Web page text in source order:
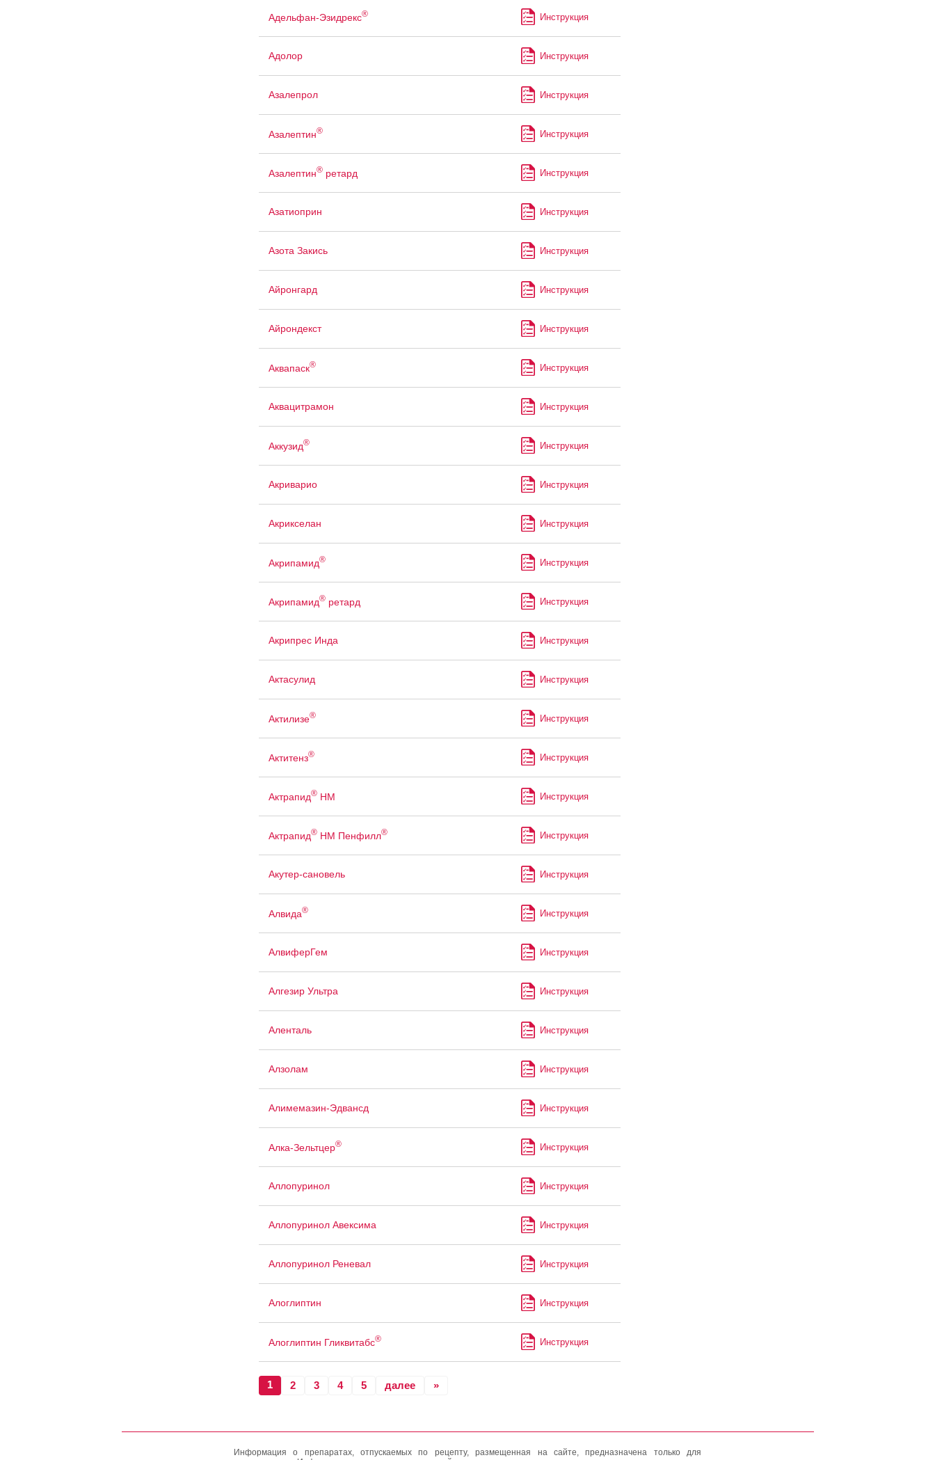
Адельфан-Эзидрекс® Инструкция
Адолор Инструкция
Азалепрол Инструкция
Азалептин® Инструкция
Азалептин®ретард Инструкция
Азатиоприн Инструкция
Азота Закись Инструкция
Айронгард Инструкция
Айрондекст Инструкция
Аквапаск® Инструкция
Аквацитрамон Инструкция
Аккузид® Инструкция
Акриварио Инструкция
Акрикселан Инструкция
Акрипамид® Инструкция
Акрипамид®ретард Инструкция
Акрипрес Инда Инструкция
Актасулид Инструкция
Актилизе® Инструкция
Актитенз® Инструкция
Актрапид®НМ Инструкция
Актрапид®НМ Пенфилл® Инструкция
Акутер-сановель Инструкция
Алвида® Инструкция
АлвиферГем Инструкция
Алгезир Ультра Инструкция
Аленталь Инструкция
Алзолам Инструкция
Алимемазин-Эдвансд Инструкция
Алка-Зельтцер® Инструкция
Аллопуринол Инструкция
Аллопуринол Авексима Инструкция
Аллопуринол Реневал Инструкция
Алоглиптин Инструкция
Алоглиптин Гликвитабс® Инструкция
1 2 3 4 5 далее »
Информация о препаратах, отпускаемых по рецепту, размещенная на сайте, предназначена только для